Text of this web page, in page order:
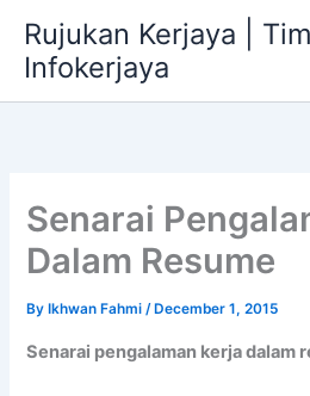
content
Rujukan Kerjaya | Tim
Infokerjaya
Senarai
Dalam Resume
By Ikhwan Fahmi/ December 1, 2015
Senarai pengalaman kerja dalam